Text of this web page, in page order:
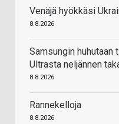
Venäjä hyökkäsi
8.8.2026
Samsungin huhutaan
Ultrasta neljännen
8.8.2026
Rannekelloja
8.8.2026